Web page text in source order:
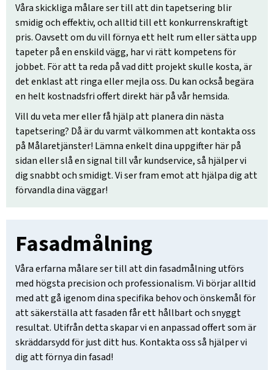
Våra skickliga målare ser till att din tapetsering blir
smidig och effektiv, och alltid till ett konkurrenskraftigt
pris. Oavsett om du vill förnya ett helt rum eller sätta upp
tapeter på en enskild vägg, har vi rätt kompetens för
jobbet. För att ta reda på vad ditt projekt skulle kosta, är
det enklast att ringa eller mejla oss. Du kan också begära
en helt kostnadsfri offert direkt här på vår hemsida.
Vill du veta mer eller få hjälp att planera din nästa
tapetsering? Då är du varmt välkommen att kontakta oss
på Målaretjänster! Lämna enkelt dina uppgifter här på
sidan eller slå en signal till vår kundservice, så hjälper vi
dig snabbt och smidigt. Vi ser fram emot att hjälpa dig att
förvandla dina väggar!
Fasadmålning
Våra erfarna målare ser till att din fasadmålning utförs
med högsta precision och professionalism. Vi börjar alltid
med att gå igenom dina specifika behov och önskemål för
att säkerställa att fasaden får ett hållbart och snyggt
resultat. Utifrån detta skapar vi en anpassad offert som är
skräddarsydd för just ditt hus. Kontakta oss så hjälper vi
dig att förnya din fasad!